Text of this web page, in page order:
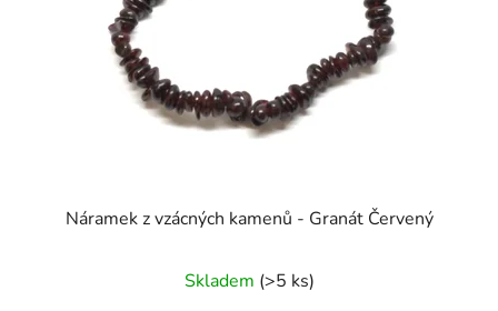
Náramek z vzácných kamenů - Granát Červený
Skladem (>5 ks)